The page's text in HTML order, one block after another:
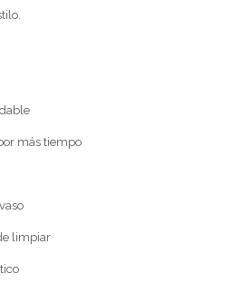
más tiempo
limpiar